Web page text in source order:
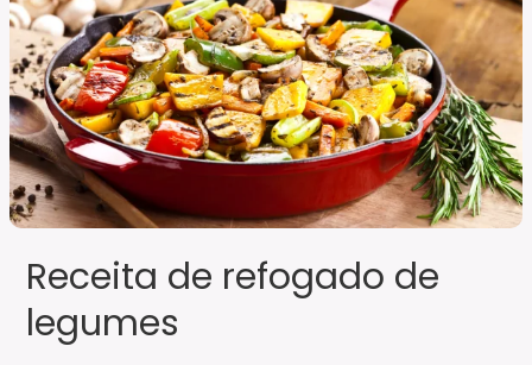
Receita de refogado de
legumes
legumes